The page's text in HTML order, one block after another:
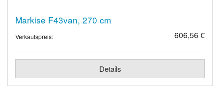
Markise F43van, 270 cm
Verkaufspreis: 606,56 €
Details